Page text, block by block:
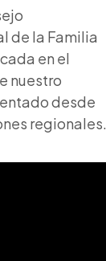
de la Familia
en el
nuestro
desde
regionales.